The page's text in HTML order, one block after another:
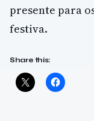
presente para
festiva.
Share this: